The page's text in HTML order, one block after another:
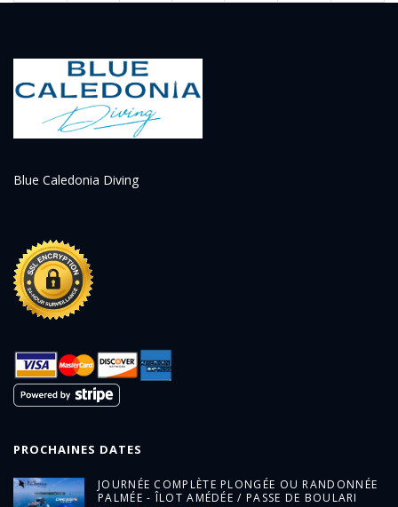
Blue Caledonia Diving
PROCHAINES DATES
JOURNÉE COMPLÈTE PLONGÉE OU RANDONNÉE
PALMÉE - ÎLOT AMÉDÉE / PASSE DE BOULARI